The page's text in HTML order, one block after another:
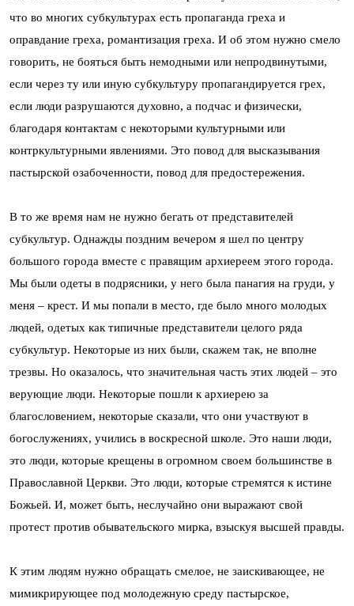
что во многих субкультурах есть пропаганда греха и
оправдание греха, романтизация греха. И об этом нужно смело
говорить, не бояться быть немодными или непродвинутыми,
если через ту или иную субкультуру пропагандируется грех,
если люди разрушаются духовно, а подчас и физически,
благодаря контактам с некоторыми культурными или
контркультурными явлениями. Это повод для высказывания
пастырской озабоченности, повод для предостережения.
В то же время нам не нужно бегать от представителей
субкультур. Однажды поздним вечером я шел по центру
большого города вместе с правящим архиереем этого города.
Мы были одеты в подрясники, у него была панагия на груди, у
меня – крест. И мы попали в место, где было много молодых
людей, одетых как типичные представители целого ряда
субкультур. Некоторые из них были, скажем так, не вполне
трезвы. Но оказалось, что значительная часть этих людей – это
верующие люди. Некоторые пошли к архиерею за
благословением, некоторые сказали, что они участвуют в
богослужениях, учились в воскресной школе. Это наши люди,
это люди, которые крещены в огромном своем большинстве в
Православной Церкви. Это люди, которые стремятся к истине
Божьей. И, может быть, неслучайно они выражают свой
протест против обывательского мирка, взыскуя высшей правды.
К этим людям нужно обращать смелое, не заискивающее, не
мимикрирующее под молодежную среду пастырское,